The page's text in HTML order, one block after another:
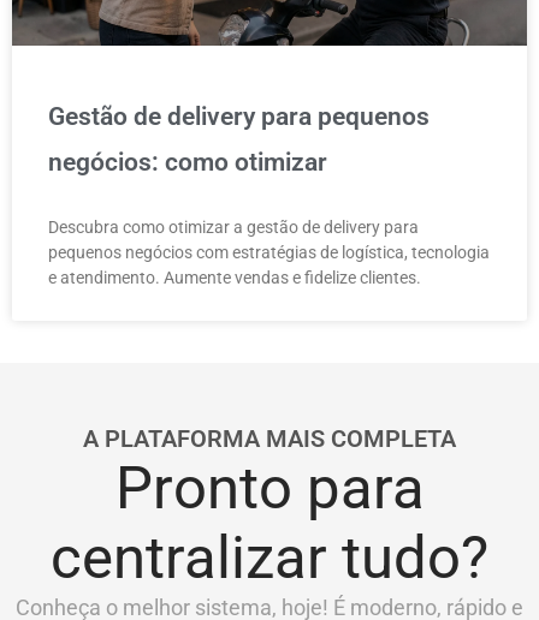
Gestão de delivery para pequenos
negócios: como otimizar
Descubra como otimizar a gestão de delivery para
pequenos negócios com estratégias de logística, tecnologia
e atendimento. Aumente vendas e fidelize clientes.
A PLATAFORMA MAIS COMPLETA
Pronto para
centralizar tudo?
Conheça o melhor sistema, hoje! É moderno, rápido e